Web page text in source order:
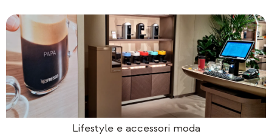
Lifestyle e accessori moda